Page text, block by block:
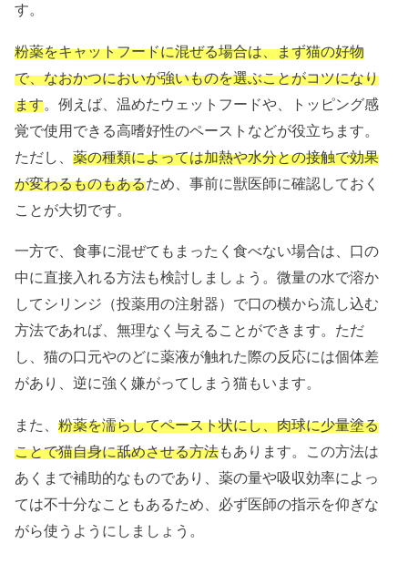
す。
粉薬をキャットフードに混ぜる場合は、まず猫の好物
で、なおかつにおいが強いものを選ぶことがコツになり
ます。例えば、温めたウェットフードや、トッピング感
覚で使用できる高嗜好性のペーストなどが役立ちます。
ただし、薬の種類によっては加熱や水分との接触で効果
が変わるものもあるため、事前に獣医師に確認しておく
ことが大切です。
一方で、食事に混ぜてもまったく食べない場合は、口の
中に直接入れる方法も検討しましょう。微量の水で溶か
してシリンジ（投薬用の注射器）で口の横から流し込む
方法であれば、無理なく与えることができます。ただ
し、猫の口元やのどに薬液が触れた際の反応には個体差
があり、逆に強く嫌がってしまう猫もいます。
また、粉薬を濡らしてペースト状にし、肉球に少量塗る
ことで猫自身に舐めさせる方法もあります。この方法は
あくまで補助的なものであり、薬の量や吸収効率によっ
ては不十分なこともあるため、必ず医師の指示を仰ぎな
がら使うようにしましょう。